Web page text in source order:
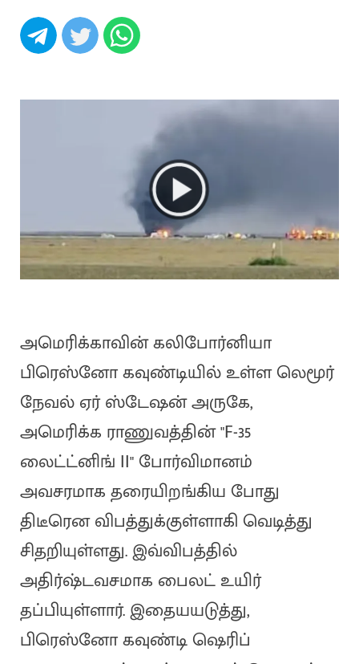
அமெரிக்காவின் கலிபோர்னியா
பிரெஸ்னோ கவுண்டியில் உள்ள லெமூர்
நேவல் ஏர் ஸ்டேஷன் அருகே,
அமெரிக்க ராணுவத்தின் "F-35
லைட்ட்னிங் II" போர்விமானம்
அவசரமாக தரையிறங்கிய போது
திடீரென விபத்துக்குள்ளாகி வெடித்து
சிதறியுள்ளது. இவ்விபத்தில்
அதிர்ஷ்டவசமாக பைலட் உயிர்
தப்பியுள்ளார். இதையயடுத்து,
பிரெஸ்னோ கவுண்டி ஷெரிப்